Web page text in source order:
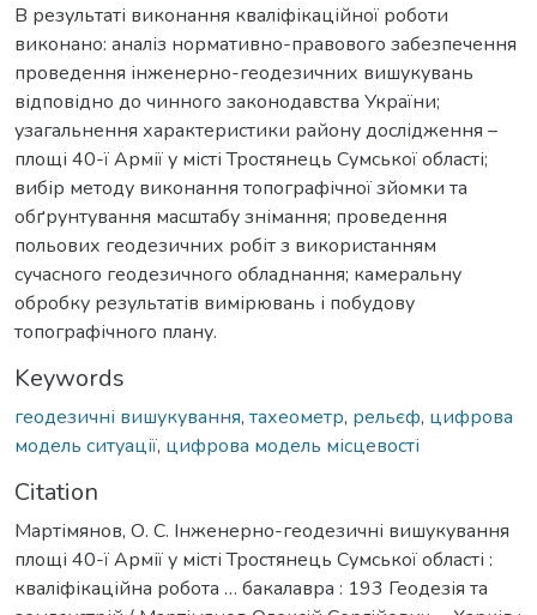
В результаті виконання кваліфікаційної роботи
виконано: аналіз нормативно-правового забезпечення
проведення інженерно-геодезичних вишукувань
відповідно до чинного законодавства України;
узагальнення характеристики району дослідження –
площі 40-ї Армії у місті Тростянець Сумської області;
вибір методу виконання топографічної зйомки та
обґрунтування масштабу знімання; проведення
польових геодезичних робіт з використанням
сучасного геодезичного обладнання; камеральну
обробку результатів вимірювань і побудову
топографічного плану.
Keywords
геодезичні вишукування, тахеометр, рельєф, цифрова
модель ситуації, цифрова модель місцевості
Citation
Мартімянов, О. С. Інженерно-геодезичні вишукування
площі 40-ї Армії у місті Тростянець Сумської області :
кваліфікаційна робота … бакалавра : 193 Геодезія та